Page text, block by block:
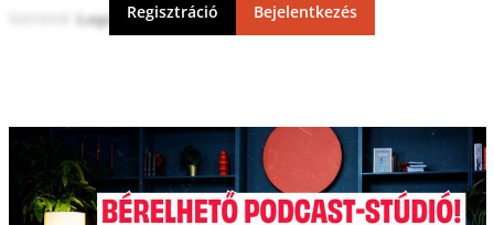
Regisztráció Bejelentkezés